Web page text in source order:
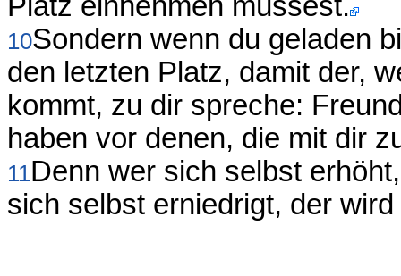
Platz einnehmen müssest.
10Sondern wenn du geladen
den letzten Platz, damit der,
kommt, zu dir spreche:
haben vor denen, die mit dir
11Denn wer sich selbst
sich selbst erniedrigt, der